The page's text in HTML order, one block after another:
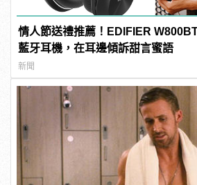
情人節送禮推薦！EDIFIER
藍牙耳機，在耳邊傾訴甜言蜜語
新聞